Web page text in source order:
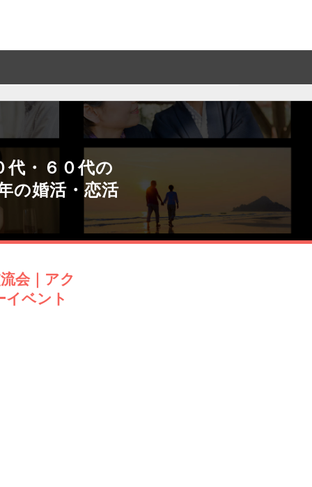
代・６０代の
の婚活・恋活
会｜アク
イベント